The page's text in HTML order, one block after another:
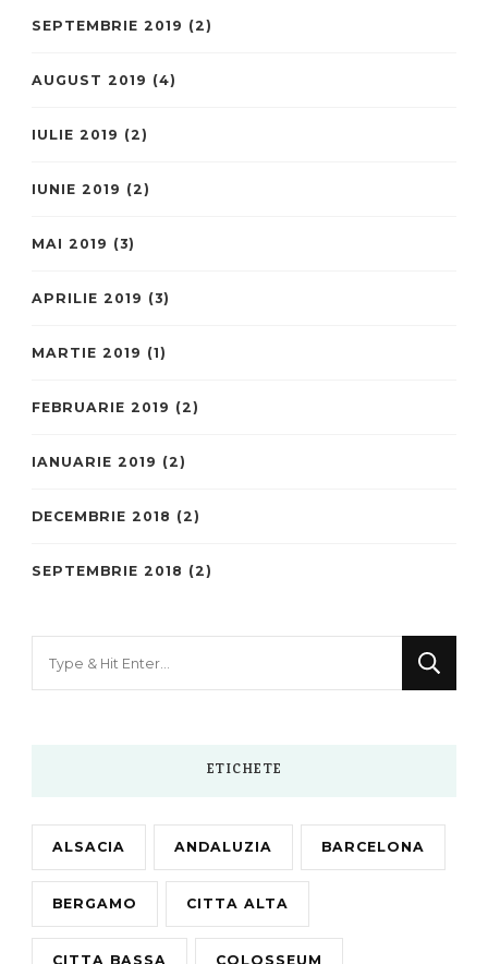
SEPTEMBRIE 2019 (2)
AUGUST 2019 (4)
IULIE 2019 (2)
IUNIE 2019 (2)
MAI 2019 (3)
APRILIE 2019 (3)
MARTIE 2019 (1)
FEBRUARIE 2019 (2)
IANUARIE 2019 (2)
DECEMBRIE 2018 (2)
SEPTEMBRIE 2018 (2)
ETICHETE
ALSACIA ANDALUZIA BARCELONA
BERGAMO CITTA ALTA
CITTA BASSA COLOSSEUM